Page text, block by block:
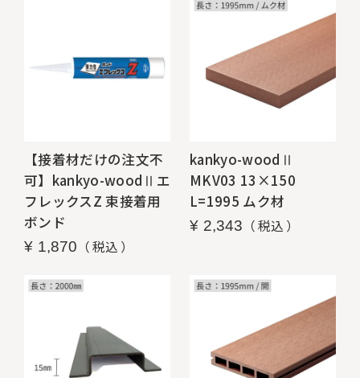
【接着材だけの注文不
可】kankyo-woodⅡエ
フレックスZ 束接着用
ボンド
¥ 1,870 税込
kankyo-woodⅡ
MKV03 13×150
L=1995 ムク材
¥ 2,343 税込